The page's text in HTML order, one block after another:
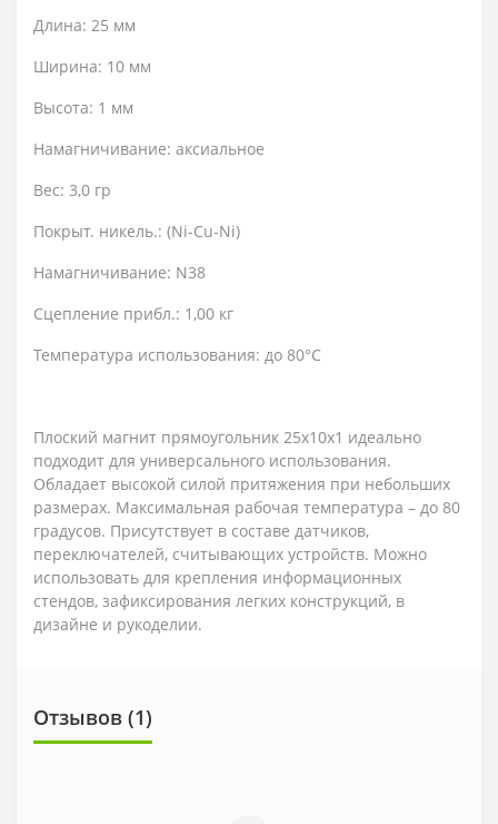
Длина: 25 мм
Ширина: 10 мм
Высота: 1 мм
Намагничивание: аксиальное
Вес: 3,0 гр
Покрыт. никель.: (Ni-Cu-Ni)
Намагничивание: N38
Сцепление прибл.: 1,00 кг
Температура использования: до 80°C
Плоский магнит прямоугольник 25х10х1 идеально
подходит для универсального использования.
Обладает высокой силой притяжения при небольших
размерах. Максимальная рабочая температура – до 80
градусов. Присутствует в составе датчиков,
переключателей, считывающих устройств. Можно
использовать для крепления информационных
стендов, зафиксирования легких конструкций, в
дизайне и рукоделии.
Отзывов (1)